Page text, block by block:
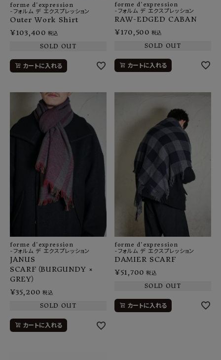
forme d'expression
-フォルム デ エクスプレッション
Outer Work Shirt
¥103,400 税込
SOLD OUT
カートに入れる
forme d'expression
-フォルム デ エクスプレッション
RAW-EDGED CABAN
¥170,500 税込
SOLD OUT
カートに入れる
forme d'expression
-フォルム デ エクスプレッション
JANUS
SCARF（BURGUNDY ×
GREY）
¥35,200 税込
SOLD OUT
カートに入れる
forme d'expression
-フォルム デ エクスプレッション
DAMIER SCARF
¥51,700 税込
SOLD OUT
カートに入れる